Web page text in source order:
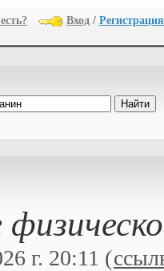
Вход / Регистрация
г. 20:11 (